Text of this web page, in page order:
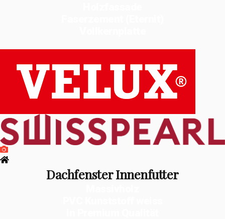
Dachfenster Innenfutter